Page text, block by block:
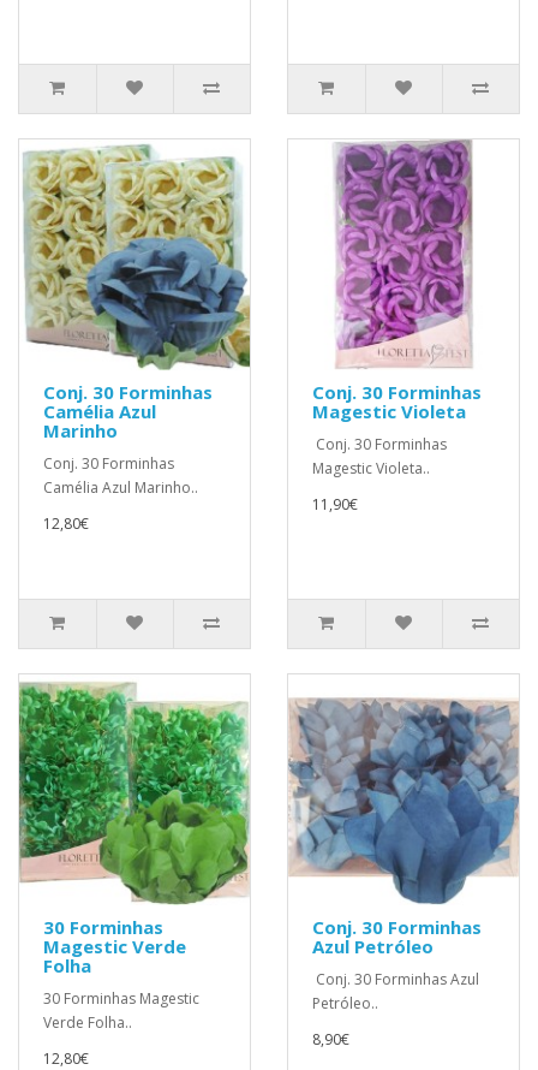
Conj. 30 Forminhas
Camélia Azul
Marinho
Conj. 30 Forminhas
Camélia Azul Marinho..
12,80€
Conj. 30 Forminhas
Magestic Violeta
Conj. 30 Forminhas
Magestic Violeta..
11,90€
30 Forminhas
Magestic Verde
Folha
30 Forminhas Magestic
Verde Folha..
12,80€
Conj. 30 Forminhas
Azul Petróleo
Conj. 30 Forminhas Azul
Petróleo..
8,90€